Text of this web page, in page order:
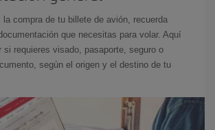
la compra de tu billete de avión, recuerda
que necesitas para volar. Aquí
si requieres visado, pasaporte, seguro o
según el origen y el destino de tu